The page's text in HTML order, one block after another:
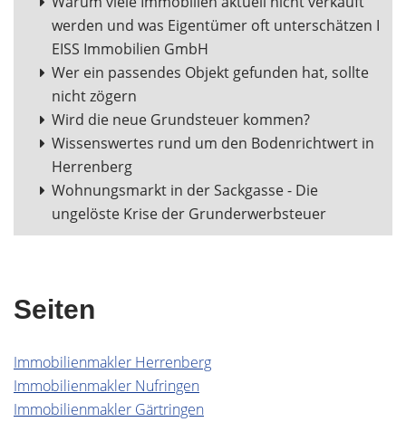
werden und was Eigentümer oft unterschätzen I
EISS Immobilien GmbH
Wer ein passendes Objekt gefunden hat, sollte
nicht zögern
Wird die neue Grundsteuer kommen?
Wissenswertes rund um den Bodenrichtwert in
Herrenberg
Wohnungsmarkt in der Sackgasse - Die
ungelöste Krise der Grunderwerbsteuer
Seiten
Immobilienmakler Herrenberg
Immobilienmakler Nufringen
Immobilienmakler Gärtringen